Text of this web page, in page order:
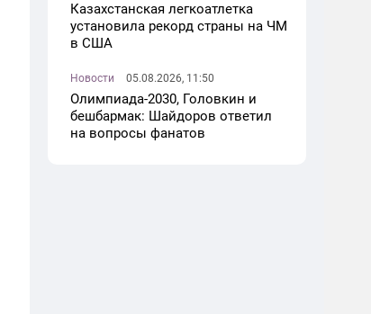
Казахстанская легкоатлетка
установила рекорд страны на ЧМ
в США
Новости 05.08.2026, 11:50
Олимпиада-2030, Головкин и
бешбармак: Шайдоров ответил
на вопросы фанатов